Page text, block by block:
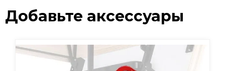
Добавьте аксессуары